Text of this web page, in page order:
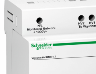
UPOREDI